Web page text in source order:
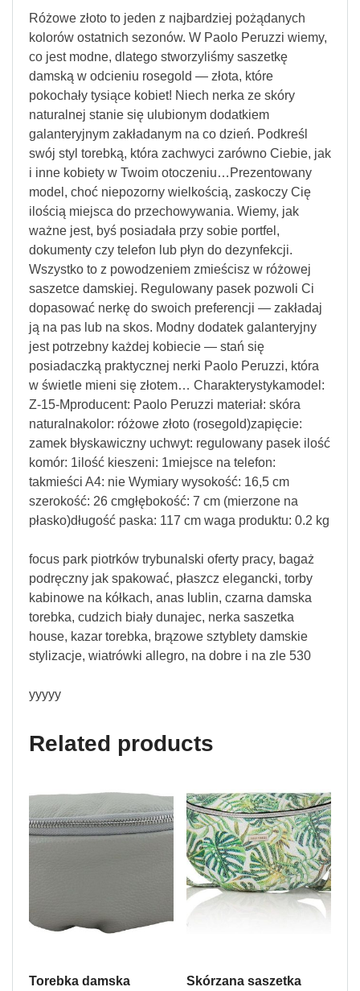
Różowe złoto to jeden z najbardziej pożądanych
kolorów ostatnich sezonów. W Paolo Peruzzi wiemy,
co jest modne, dlatego stworzyliśmy saszetkę
damską w odcieniu rosegold — złota, które
pokochały tysiące kobiet! Niech nerka ze skóry
naturalnej stanie się ulubionym dodatkiem
galanteryjnym zakładanym na co dzień. Podkreśl
swój styl torebką, która zachwyci zarówno Ciebie, jak
i inne kobiety w Twoim otoczeniu…Prezentowany
model, choć niepozorny wielkością, zaskoczy Cię
ilością miejsca do przechowywania. Wiemy, jak
ważne jest, byś posiadała przy sobie portfel,
dokumenty czy telefon lub płyn do dezynfekcji.
Wszystko to z powodzeniem zmieścisz w różowej
saszetce damskiej. Regulowany pasek pozwoli Ci
dopasować nerkę do swoich preferencji — zakładaj
ją na pas lub na skos. Modny dodatek galanteryjny
jest potrzebny każdej kobiecie — stań się
posiadaczką praktycznej nerki Paolo Peruzzi, która
w świetle mieni się złotem… Charakterystykamodel:
Z-15-Mproducent: Paolo Peruzzi materiał: skóra
naturalnakolor: różowe złoto (rosegold)zapięcie:
zamek błyskawiczny uchwyt: regulowany pasek ilość
komór: 1ilość kieszeni: 1miejsce na telefon:
takmieści A4: nie Wymiary wysokość: 16,5 cm
szerokość: 26 cmgłębokość: 7 cm (mierzone na
płasko)długość paska: 117 cm waga produktu: 0.2 kg
focus park piotrków trybunalski oferty pracy, bagaż
podręczny jak spakować, płaszcz elegancki, torby
kabinowe na kółkach, anas lublin, czarna damska
torebka, cudzich biały dunajec, nerka saszetka
house, kazar torebka, brązowe sztyblety damskie
stylizacje, wiatrówki allegro, na dobre i na zle 530
yyyyy
Related products
Torebka damska
Skórzana saszetka